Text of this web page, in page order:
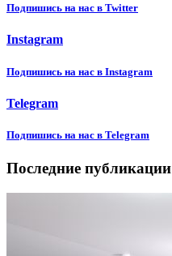
Подпишиcь на нас в Twitter
Instagram
Подпишиcь на нас в Instagram
Telegram
Подпишиcь на нас в Telegram
Последние публикации